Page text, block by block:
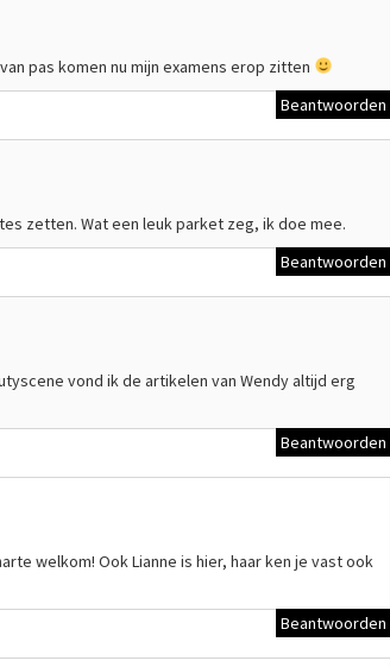
pas komen nu mijn examens erop zitten
Beantwoorden
zetten. Wat een leuk parket zeg, ik doe mee.
Beantwoorden
vond ik de artikelen van Wendy altijd erg
Beantwoorden
welkom! Ook Lianne is hier, haar ken je vast ook
Beantwoorden